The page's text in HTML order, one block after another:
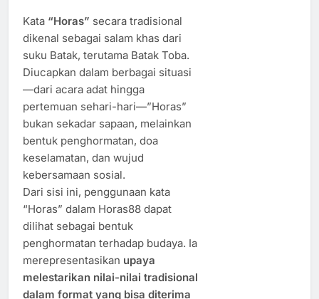
Kata “Horas” secara tradisional
dikenal sebagai salam khas dari
suku Batak, terutama Batak Toba.
Diucapkan dalam berbagai situasi
—dari acara adat hingga
pertemuan sehari-hari—”Horas”
bukan sekadar sapaan, melainkan
bentuk penghormatan, doa
keselamatan, dan wujud
kebersamaan sosial.
Dari sisi ini, penggunaan kata
“Horas” dalam Horas88 dapat
dilihat sebagai bentuk
penghormatan terhadap budaya. Ia
merepresentasikan upaya
melestarikan nilai-nilai tradisional
dalam format yang bisa diterima